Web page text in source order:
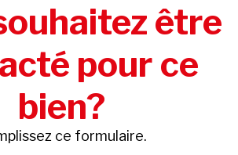
être
pour ce
bien?
ce formulaire.